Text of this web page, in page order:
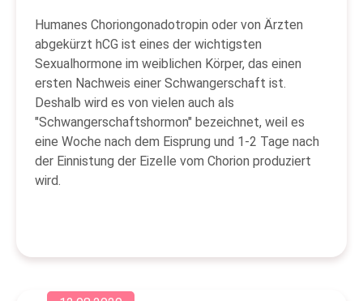
Humanes Choriongonadotropin oder von Ärzten
abgekürzt hCG ist eines der wichtigsten
Sexualhormone im weiblichen Körper, das einen
ersten Nachweis einer Schwangerschaft ist.
Deshalb wird es von vielen auch als
"Schwangerschaftshormon" bezeichnet, weil es
eine Woche nach dem Eisprung und 1-2 Tage nach
der Einnistung der Eizelle vom Chorion produziert
wird.